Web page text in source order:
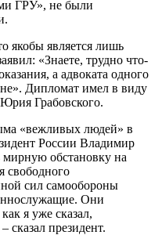
ГРУ», не были
якобы является лишь
«Знаете, трудно что-
а адвоката одного
Дипломат имел в виду
Грабовского.
«вежливых людей» в
России Владимир
обстановку на
свободного
сил самообороны
Они
я уже сказал,
сказал президент.